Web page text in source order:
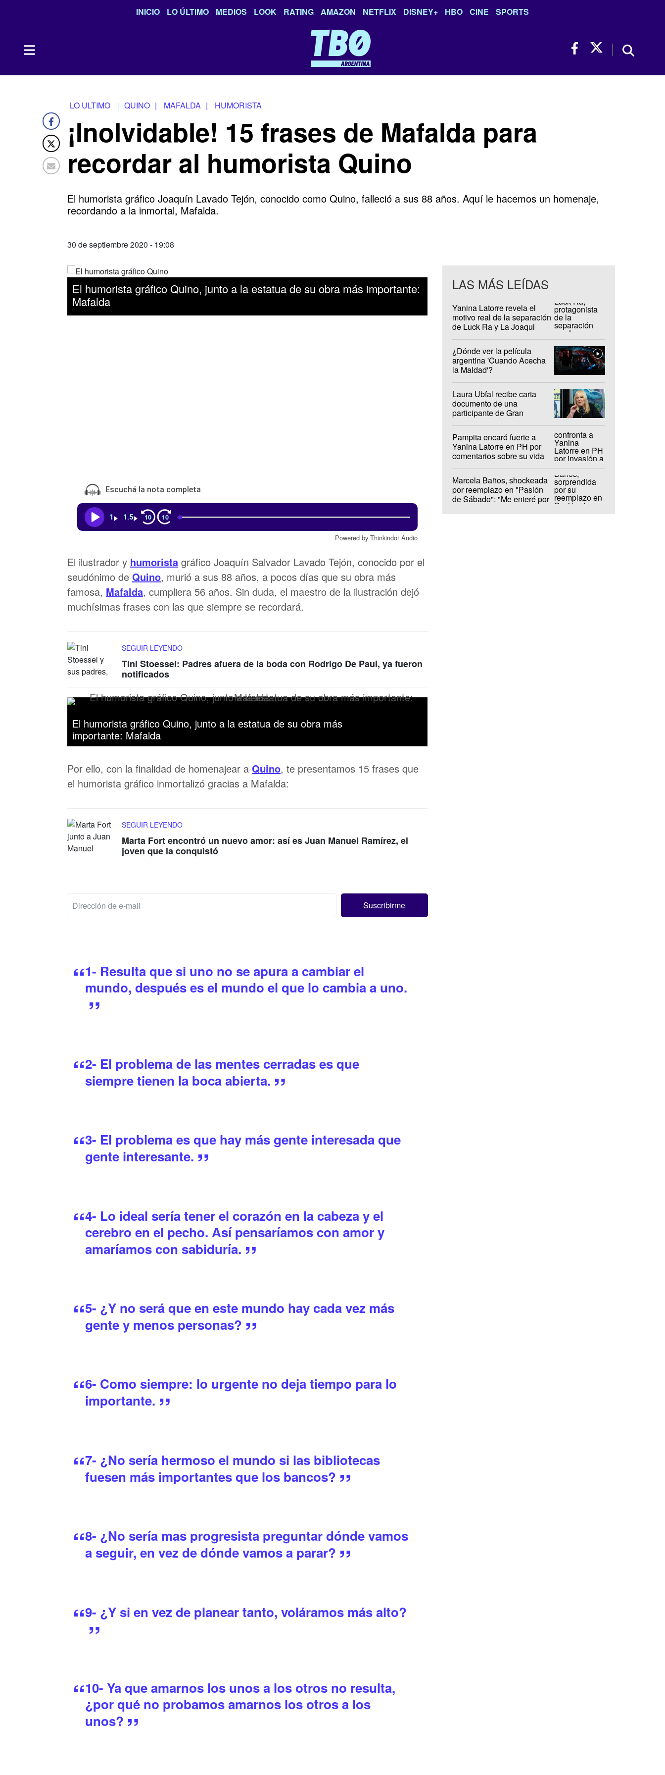
INICIO LO ÚLTIMO MEDIOS LOOK RATING AMAZON NETFLIX DISNEY+ HBO CINE SPORTS
LO ULTIMO QUINO | MAFALDA | HUMORISTA
¡Inolvidable! 15 frases de Mafalda para
recordar al humorista Quino
El humorista gráfico Joaquín Lavado Tejón, conocido como Quino, falleció a sus 88 años. Aquí le hacemos un homenaje,
recordando a la inmortal, Mafalda.
30 de septiembre 2020 - 19:08
El humorista gráfico Quino, junto a la estatua de su obra más importante:
Mafalda
Escuchá la nota completa
1 1.5 10 10
Powered by Thinkindot Audio
El ilustrador y humorista gráfico Joaquín Salvador Lavado Tejón, conocido por el
seudónimo de Quino, murió a sus 88 años, a pocos días que su obra más
famosa, Mafalda, cumpliera 56 años. Sin duda, el maestro de la ilustración dejó
muchísimas frases con las que siempre se recordará.
SEGUIR LEYENDO
Tini Stoessel: Padres afuera de la boda con Rodrigo De Paul, ya fueron
notificados
El humorista gráfico Quino, junto a la estatua de su obra más
importante: Mafalda
Por ello, con la finalidad de homenajear a Quino, te presentamos 15 frases que
el humorista gráfico inmortalizó gracias a Mafalda:
SEGUIR LEYENDO
Marta Fort encontró un nuevo amor: así es Juan Manuel Ramírez, el
joven que la conquistó
1- Resulta que si uno no se apura a cambiar el
mundo, después es el mundo el que lo cambia a uno.
2- El problema de las mentes cerradas es que
siempre tienen la boca abierta.
3- El problema es que hay más gente interesada que
gente interesante.
4- Lo ideal sería tener el corazón en la cabeza y el
cerebro en el pecho. Así pensaríamos con amor y
amaríamos con sabiduría.
5- ¿Y no será que en este mundo hay cada vez más
gente y menos personas?
6- Como siempre: lo urgente no deja tiempo para lo
importante.
7- ¿No sería hermoso el mundo si las bibliotecas
fuesen más importantes que los bancos?
8- ¿No sería mas progresista preguntar dónde vamos
a seguir, en vez de dónde vamos a parar?
9- ¿Y si en vez de planear tanto, voláramos más alto?
10- Ya que amarnos los unos a los otros no resulta,
¿por qué no probamos amarnos los otros a los
unos?
LAS MÁS LEÍDAS
Yanina Latorre revela el
motivo real de la separación
de Luck Ra y La Joaqui
¿Dónde ver la película
argentina 'Cuando Acecha
la Maldad'?
Laura Ubfal recibe carta
documento de una
participante de Gran
Pampita encaró fuerte a
Yanina Latorre en PH por
comentarios sobre su vida
Marcela Baños, shockeada
por reemplazo en "Pasión
de Sábado": "Me enteré por